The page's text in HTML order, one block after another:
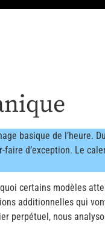
basique de l’heure.
d’exception. Le
certains modèles
additionnelles qui
perpétuel, nous